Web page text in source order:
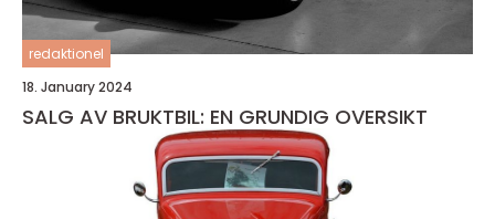
redaktionel
18. January 2024
SALG AV BRUKTBIL: EN GRUNDIG OVERSIKT